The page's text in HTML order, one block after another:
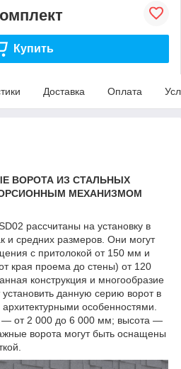
Купить
Доставка Оплата
ВОРОТА ИЗ СТАЛЬНЫХ
МЕХАНИЗМОМ
рассчитаны на установку в
и средних размеров. Они могут
с притолокой от 150 мм и
края проема до стены) от 120
конструкция и многообразие
данную серию ворот в
особенностями.
от 2 000 до 6 000 мм; высота —
ворота могут быть оснащены